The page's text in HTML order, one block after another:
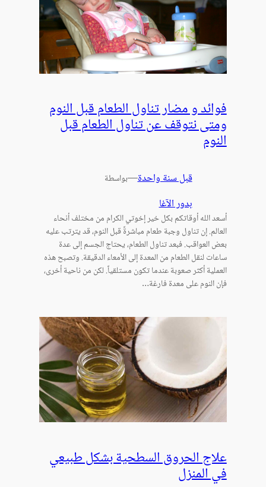
فوائد و مضار تناول الطعام قبل النوم
ومتى نتوقف عن تناول الطعام قبل
النوم
قبل سنة واحدة—بواسطة
بدور الآغا
أسعد الله أوقاتكم بكل خير إخوتي الكرام من مختلف أنحاء
العالم. إن تناول وجبة طعام مباشرةً قبل النوم، قد يترتب عليه
بعض العواقب. فبعد تناول الطعام، يحتاج الجسم إلى عدة
ساعات لنقل الطعام من المعدة إلى الأمعاء الدقيقة. وتصبح هذه
العملية أكثر صعوبة عندما تكون مستلقياً. لكن من ناحية أخرى،
فإن النوم على معدة فارغة…
علاج الحروق السطحية بشكل طبيعي
في المنزل